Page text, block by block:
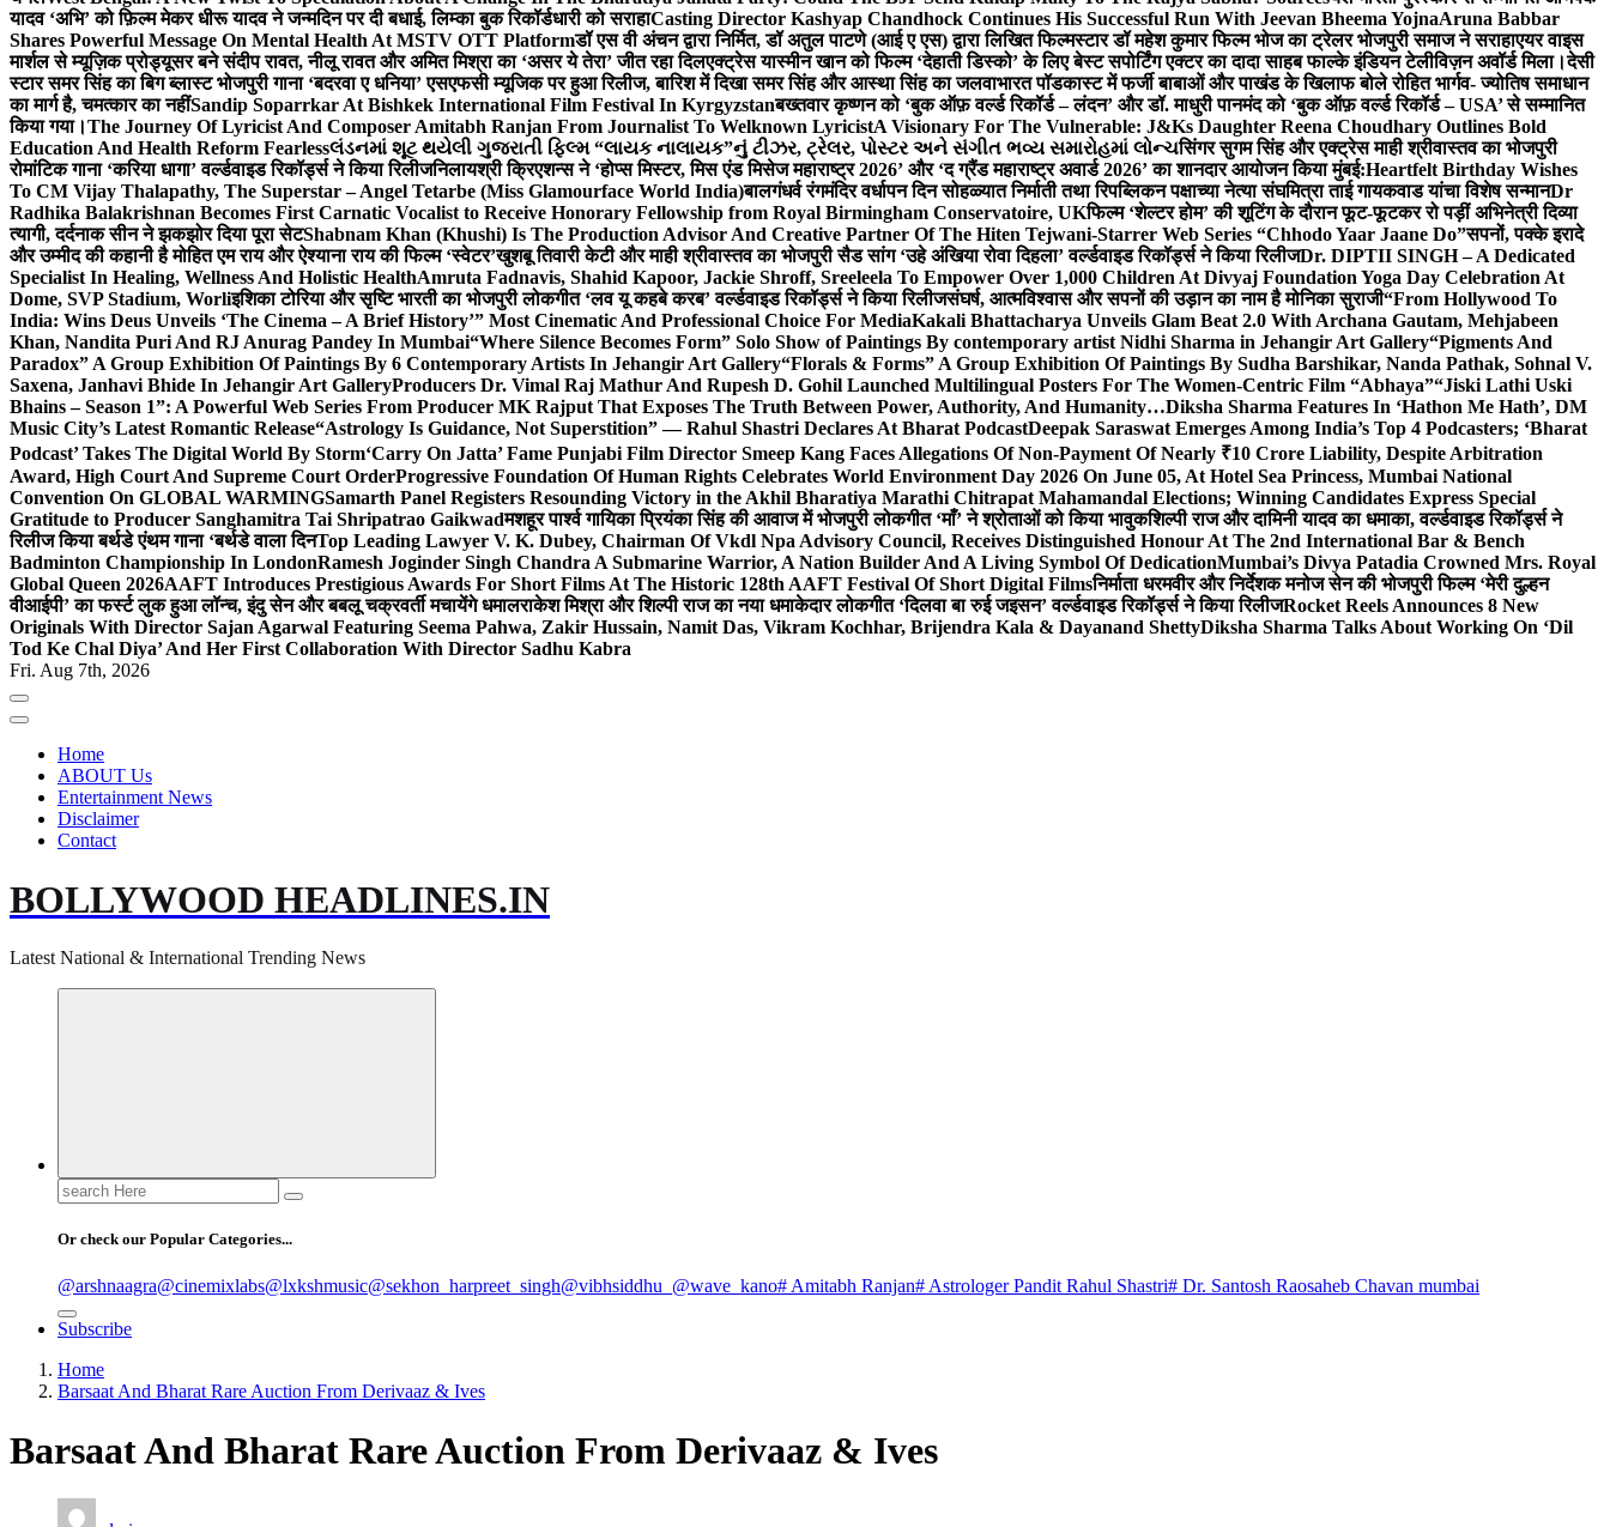
यादव ‘अभि’ को फ़िल्म मेकर धीरू यादव ने जन्मदिन पर दी बधाई, लिम्का बुक रिकॉर्डधारी को सराहाCasting Director Kashyap Chandhock Continues His Successful Run With Jeevan Bheema YojnaAruna Babbar
Shares Powerful Message On Mental Health At MSTV OTT Platformडॉ एस वी अंचन द्वारा निर्मित, डॉ अतुल पाटणे (आई ए एस) द्वारा लिखित फिल्मस्टार डॉ महेश कुमार फिल्म भोज का ट्रेलर भोजपुरी समाज ने सराहाएयर वाइस
मार्शल से म्यूज़िक प्रोड्यूसर बने संदीप रावत, नीलू रावत और अमित मिश्रा का ‘असर ये तेरा’ जीत रहा दिलएक्ट्रेस यास्मीन खान को फिल्म ‘देहाती डिस्को’ के लिए बेस्ट सपोर्टिंग एक्टर का दादा साहब फाल्के इंडियन टेलीविज़न अवॉर्ड मिला।देसी
स्टार समर सिंह का बिग ब्लास्ट भोजपुरी गाना ‘बदरवा ए धनिया’ एसएफसी म्यूजिक पर हुआ रिलीज, बारिश में दिखा समर सिंह और आस्था सिंह का जलवाभारत पॉडकास्ट में फर्जी बाबाओं और पाखंड के खिलाफ बोले रोहित भार्गव- ज्योतिष समाधान
का मार्ग है, चमत्कार का नहींSandip Soparrkar At Bishkek International Film Festival In Kyrgyzstanबख्तवार कृष्णन को ‘बुक ऑफ़ वर्ल्ड रिकॉर्ड – लंदन’ और डॉ. माधुरी पानमंद को ‘बुक ऑफ़ वर्ल्ड रिकॉर्ड – USA’ से सम्मानित
किया गया।The Journey Of Lyricist And Composer Amitabh Ranjan From Journalist To Welknown LyricistA Visionary For The Vulnerable: J&Ks Daughter Reena Choudhary Outlines Bold
Education And Health Reform Fearlessલંડનમાં શૂટ થયેલી ગુજરાતી ફિલ્મ “લાયક નાલાયક”નું ટીઝર, ટ્રેલર, પોસ્ટર અને સંગીત ભવ્ય સમારોહમાં લોન્ચसिंगर सुगम सिंह और एक्ट्रेस माही श्रीवास्तव का भोजपुरी
रोमांटिक गाना ‘करिया धागा’ वर्ल्डवाइड रिकॉर्ड्स ने किया रिलीजनिलायश्री क्रिएशन्स ने ‘होप्स मिस्टर, मिस एंड मिसेज महाराष्ट्र 2026’ और ‘द ग्रैंड महाराष्ट्र अवार्ड 2026’ का शानदार आयोजन किया मुंबई:Heartfelt Birthday Wishes
To CM Vijay Thalapathy, The Superstar – Angel Tetarbe (Miss Glamourface World India)बालगंधर्व रंगमंदिर वर्धापन दिन सोहळ्यात निर्माती तथा रिपब्लिकन पक्षाच्या नेत्या संघमित्रा ताई गायकवाड यांचा विशेष सन्मानDr
Radhika Balakrishnan Becomes First Carnatic Vocalist to Receive Honorary Fellowship from Royal Birmingham Conservatoire, UKफिल्म ‘शेल्टर होम’ की शूटिंग के दौरान फूट-फूटकर रो पड़ीं अभिनेत्री दिव्या
त्यागी, दर्दनाक सीन ने झकझोर दिया पूरा सेटShabnam Khan (Khushi) Is The Production Advisor And Creative Partner Of The Hiten Tejwani-Starrer Web Series “Chhodo Yaar Jaane Do”सपनों, पक्के इरादे
और उम्मीद की कहानी है मोहित एम राय और ऐश्याना राय की फिल्म ‘स्वेटर’खुशबू तिवारी केटी और माही श्रीवास्तव का भोजपुरी सैड सांग ‘उहे अंखिया रोवा दिहला’ वर्ल्डवाइड रिकॉर्ड्स ने किया रिलीजDr. DIPTII SINGH – A Dedicated
Specialist In Healing, Wellness And Holistic HealthAmruta Fadnavis, Shahid Kapoor, Jackie Shroff, Sreeleela To Empower Over 1,000 Children At Divyaj Foundation Yoga Day Celebration At
Dome, SVP Stadium, Worliइशिका टोरिया और सृष्टि भारती का भोजपुरी लोकगीत ‘लव यू कहबे करब’ वर्ल्डवाइड रिकॉर्ड्स ने किया रिलीजसंघर्ष, आत्मविश्वास और सपनों की उड़ान का नाम है मोनिका सुराजी“From Hollywood To
India: Wins Deus Unveils ‘The Cinema – A Brief History’” Most Cinematic And Professional Choice For MediaKakali Bhattacharya Unveils Glam Beat 2.0 With Archana Gautam, Mehjabeen
Khan, Nandita Puri And RJ Anurag Pandey In Mumbai“Where Silence Becomes Form” Solo Show of Paintings By contemporary artist Nidhi Sharma in Jehangir Art Gallery“Pigments And
Paradox” A Group Exhibition Of Paintings By 6 Contemporary Artists In Jehangir Art Gallery“Florals & Forms” A Group Exhibition Of Paintings By Sudha Barshikar, Nanda Pathak, Sohnal V.
Saxena, Janhavi Bhide In Jehangir Art GalleryProducers Dr. Vimal Raj Mathur And Rupesh D. Gohil Launched Multilingual Posters For The Women-Centric Film “Abhaya”“Jiski Lathi Uski
Bhains – Season 1”: A Powerful Web Series From Producer MK Rajput That Exposes The Truth Between Power, Authority, And Humanity…Diksha Sharma Features In ‘Hathon Me Hath’, DM
Music City’s Latest Romantic Release“Astrology Is Guidance, Not Superstition” — Rahul Shastri Declares At Bharat PodcastDeepak Saraswat Emerges Among India’s Top 4 Podcasters; ‘Bharat
Podcast’ Takes The Digital World By Storm‘Carry On Jatta’ Fame Punjabi Film Director Smeep Kang Faces Allegations Of Non-Payment Of Nearly ₹10 Crore Liability, Despite Arbitration
Award, High Court And Supreme Court OrderProgressive Foundation Of Human Rights Celebrates World Environment Day 2026 On June 05, At Hotel Sea Princess, Mumbai National
Convention On GLOBAL WARMINGSamarth Panel Registers Resounding Victory in the Akhil Bharatiya Marathi Chitrapat Mahamandal Elections; Winning Candidates Express Special
Gratitude to Producer Sanghamitra Tai Shripatrao Gaikwadमशहूर पार्श्व गायिका प्रियंका सिंह की आवाज में भोजपुरी लोकगीत ‘माँ’ ने श्रोताओं को किया भावुकशिल्पी राज और दामिनी यादव का धमाका, वर्ल्डवाइड रिकॉर्ड्स ने
रिलीज किया बर्थडे एंथम गाना ‘बर्थडे वाला दिनTop Leading Lawyer V. K. Dubey, Chairman Of Vkdl Npa Advisory Council, Receives Distinguished Honour At The 2nd International Bar & Bench
Badminton Championship In LondonRamesh Joginder Singh Chandra A Submarine Warrior, A Nation Builder And A Living Symbol Of DedicationMumbai’s Divya Patadia Crowned Mrs. Royal
Global Queen 2026AAFT Introduces Prestigious Awards For Short Films At The Historic 128th AAFT Festival Of Short Digital Filmsनिर्माता धरमवीर और निर्देशक मनोज सेन की भोजपुरी फिल्म ‘मेरी दुल्हन
वीआईपी’ का फर्स्ट लुक हुआ लॉन्च, इंदु सेन और बबलू चक्रवर्ती मचायेंगे धमालराकेश मिश्रा और शिल्पी राज का नया धमाकेदार लोकगीत ‘दिलवा बा रुई जइसन’ वर्ल्डवाइड रिकॉर्ड्स ने किया रिलीजRocket Reels Announces 8 New
Originals With Director Sajan Agarwal Featuring Seema Pahwa, Zakir Hussain, Namit Das, Vikram Kochhar, Brijendra Kala & Dayanand ShettyDiksha Sharma Talks About Working On ‘Dil
Tod Ke Chal Diya’ And Her First Collaboration With Director Sadhu Kabra
Fri. Aug 7th, 2026
Home
ABOUT Us
Entertainment News
Disclaimer
Contact
BOLLYWOOD HEADLINES.IN
Latest National & International Trending News
Search
for:
Or check our Popular Categories...
@arshnaagra@cinemixlabs@lxkshmusic@sekhon_harpreet_singh@vibhsiddhu_ @wave_kano# Amitabh Ranjan# Astrologer Pandit Rahul Shastri# Dr. Santosh Raosaheb Chavan mumbai
Subscribe
Home
Barsaat And Bharat Rare Auction From Derivaaz & Ives
Barsaat And Bharat Rare Auction From Derivaaz & Ives